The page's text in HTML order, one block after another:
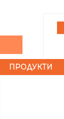
ПРОДУКТИ